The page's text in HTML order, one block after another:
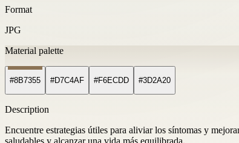
Format
JPG
Material palette
#8B7355 #D7C4AF #F6ECDD #3D2A20
Description
Encuentre estrategias útiles para aliviar los síntomas y